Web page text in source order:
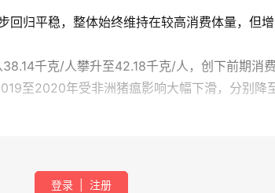
回归平稳，整体始终维持在较高消费体量，但
千克/人攀升至42.18千克/人，创下前期消
至2020年受非洲猪瘟影响大幅下滑，分别降
登录 注册